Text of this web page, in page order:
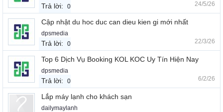
Trả lời: 0 24/5/26
Cập nhật du hoc duc can dieu kien gi mới nhất
dpsmedia
Trả lời: 0 22/3/26
Top 6 Dịch Vụ Booking KOL KOC Uy Tín Hiện Nay
dpsmedia
Trả lời: 0 6/2/26
Lắp máy lạnh cho khách sạn
dailymaylanh